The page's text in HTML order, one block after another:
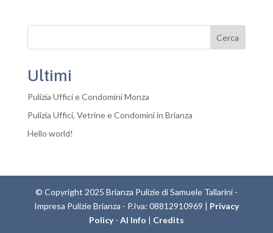
Cerca
Ultimi
Pulizia Uffici e Condomini Monza
Pulizia Uffici, Vetrine e Condomini in Brianza
Hello world!
© Copyright 2025 Brianza Pulizie di Samuele Tallarini -
Impresa Pulizie Brianza - P.Iva: 08812910969 | Privacy
Policy- AI Info | Credits